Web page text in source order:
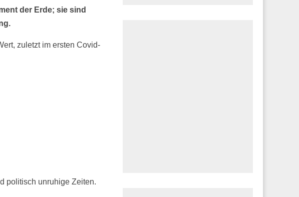
der Erde; sie sind
zuletzt im ersten Covid-
politisch unruhige Zeiten.